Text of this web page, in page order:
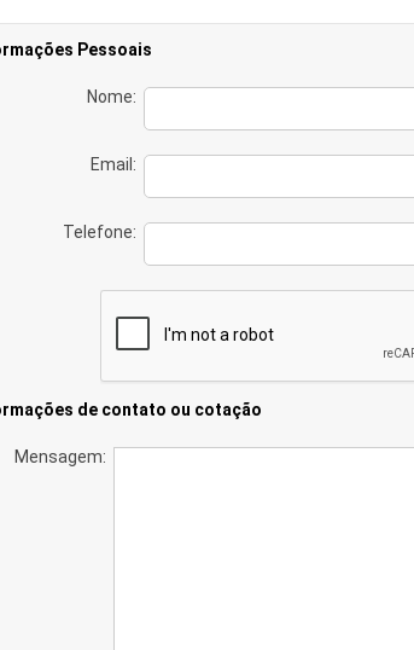
Pessoais
Nome:
Email:
Telefone:
de contato ou cotação
Mensagem: